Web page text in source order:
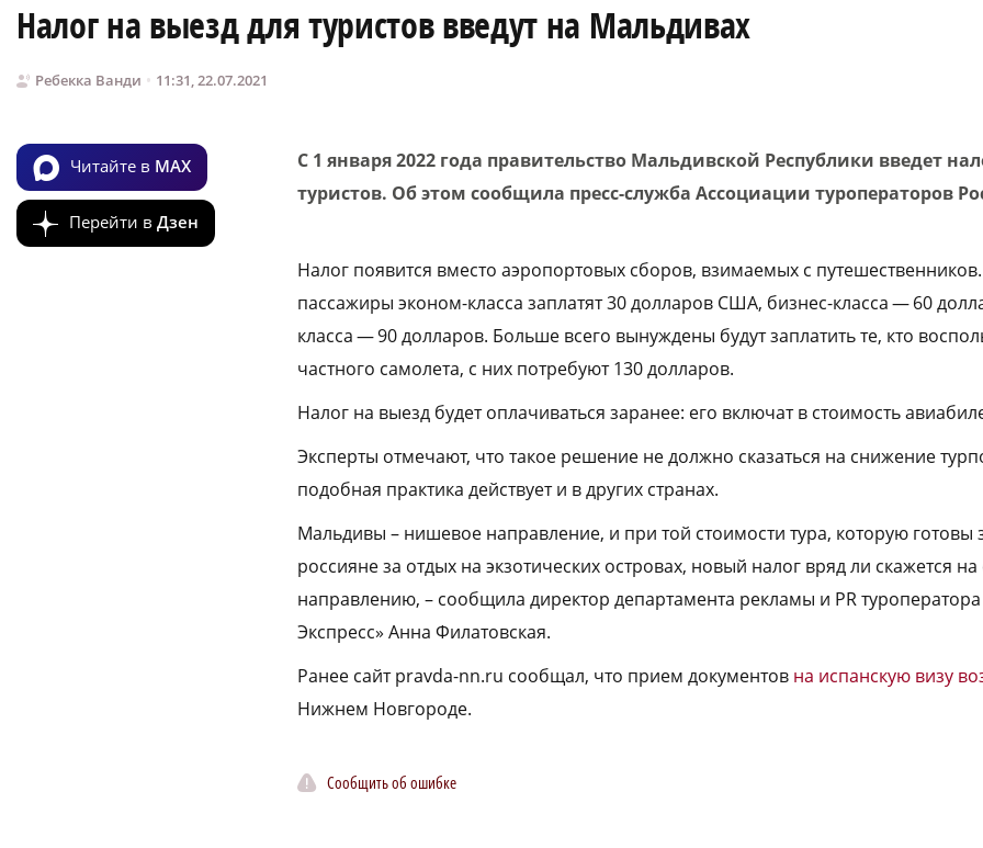
Налог на выезд для туристов введут на Мальдивах
Ребекка Ванди 11:31, 22.07.2021
Читайте в MAX
Перейти в Дзен
С 1 января 2022 года правительство Мальдивской Республики введет
туристов. Об этом сообщила пресс-служба Ассоциации туроператоров
Налог появится вместо аэропортовых сборов, взимаемых с путешественников.
пассажиры эконом-класса заплатят 30 долларов США, бизнес-класса — 60
класса — 90 долларов. Больше всего вынуждены будут заплатить те, кто
частного самолета, с них потребуют 130 долларов.
Налог на выезд будет оплачиваться заранее: его включат в стоимость
Эксперты отмечают, что такое решение не должно сказаться на снижение
подобная практика действует и в других странах.
Мальдивы – нишевое направление, и при той стоимости тура, которую готовы
россияне за отдых на экзотических островах, новый налог вряд ли скажется
направлению, – сообщила директор департамента рекламы и PR туроператора
Экспресс» Анна Филатовская.
Ранее сайт pravda-nn.ru сообщал, что прием документов на испанскую визу
Нижнем Новгороде.
Сообщить об ошибке